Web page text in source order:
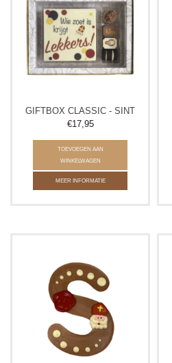
GIFTBOX CLASSIC - SINT
€17,95
TOEVOEGEN AAN
WINKELWAGEN
MEER INFORMATIE